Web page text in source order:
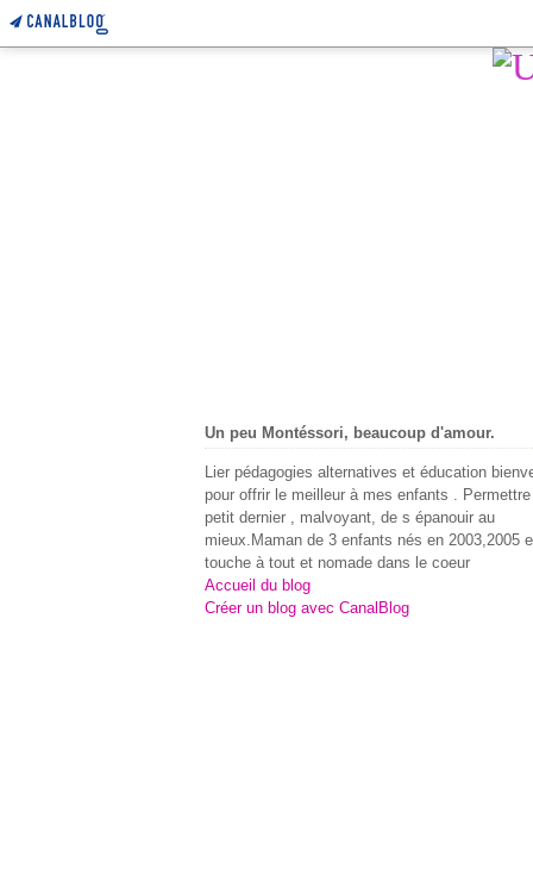
Un peu Montéssori, beaucoup d'amour.
Lier pédagogies alternatives et éducation
pour offrir le meilleur à mes enfants .
petit dernier , malvoyant, de s épanouir au
mieux.Maman de 3 enfants nés en 2003,2005
touche à tout et nomade dans le coeur
Accueil du blog
Créer un blog avec CanalBlog